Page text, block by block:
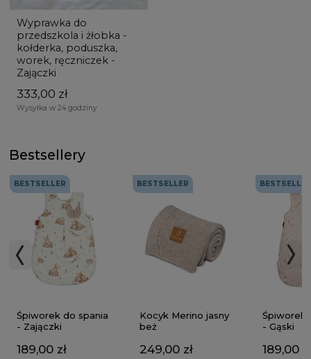
Wyprawka do
przedszkola i żłobka -
kołderka, poduszka,
worek, ręczniczek -
Zajączki
333,00 zł
Wysyłka w 24 godziny
Bestsellery
BESTSELLER
Śpiworek do spania
- Zajączki
189,00 zł
BESTSELLER
Kocyk Merino jasny
beż
249,00 zł
BESTSELLER
Śpiworek
- Gąski
189,00